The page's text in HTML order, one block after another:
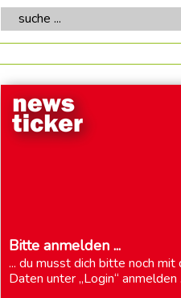
suche ...
Bitte anmelden ...
... du musst dich bitte noch mit
Daten unter „Login“ anmelden